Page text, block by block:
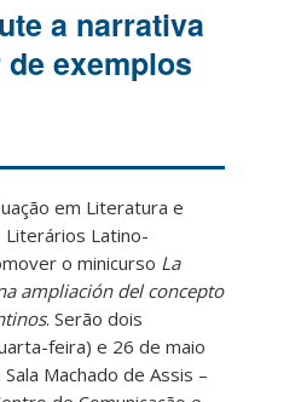
a narrativa
exemplos
em Literatura e
Latino-
o minicurso La
ampliación del concepto
. Serão dois
feira) e 26 de maio
Machado de Assis –